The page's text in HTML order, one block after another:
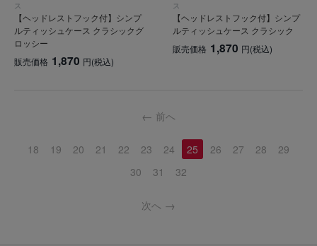
ス
【ヘッドレストフック付】シンプ
ルティッシュケース クラシックグ
ロッシー
販売価格 1,870 円(税込)
ス
【ヘッドレストフック付】シンプ
ルティッシュケース クラシック
販売価格 1,870 円(税込)
前へ
18 19 20 21 22 23 24 25 26 27 28
29
30
31 32
次へ